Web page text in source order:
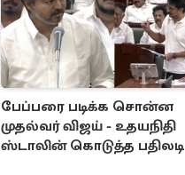
பேப்பரை படிக்க சொன்ன
முதல்வர் விஜய் - உதயநிதி
ஸ்டாலின் கொடுத்த பதிலடி